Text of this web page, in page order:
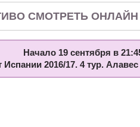
СМОТРЕТЬ ОНЛАЙН
Начало 19 сентября в
2016/17. 4 тур.